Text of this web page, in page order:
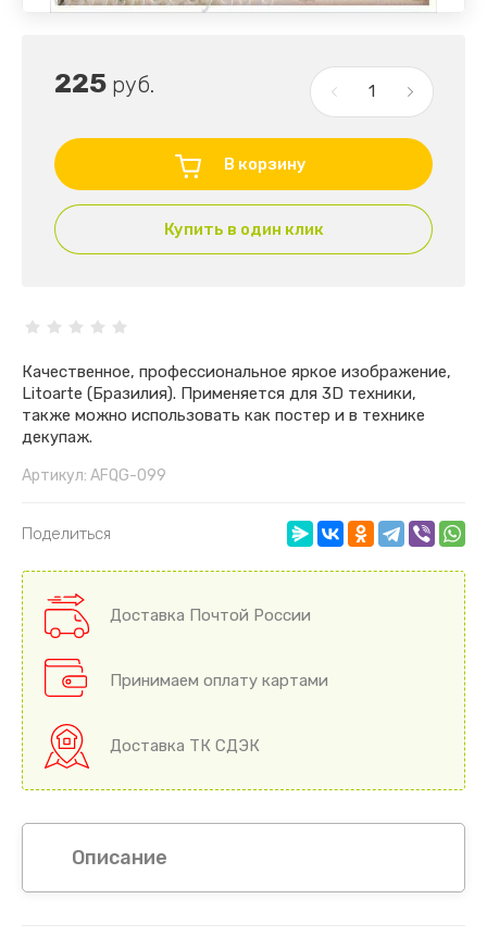
225 руб.
В корзину
Купить в один клик
Качественное, профессиональное яркое изображение,
Litoarte (Бразилия). Применяется для 3D техники,
также можно использовать как постер и в технике
декупаж.
Артикул: AFQG-099
Поделиться
Доставка Почтой России
Принимаем оплату картами
Доставка ТК СДЭК
Описание